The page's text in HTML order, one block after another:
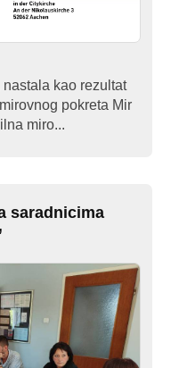
nastala kao rezultat
pokreta Mir
miro...
saradnicima